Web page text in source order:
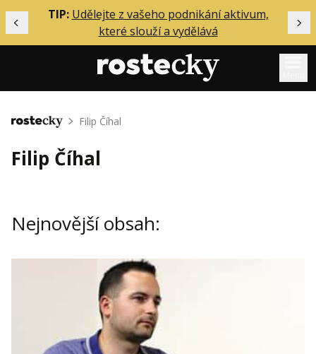
Předchozí
TIP: Udělejte z vašeho podnikání aktivum,
které slouží a vydělává
Mentoring
Podcasty
Solo
Inzerce
Obchodní podmínky
Domů Filip Číhal
Filip Číhal
Nejnovější obsah: